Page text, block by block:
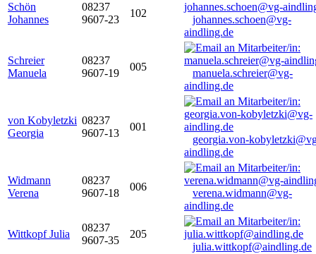
Schön
Johannes
08237
9607-23
102
johannes.schoen@vg-
aindling.de
Schreier
Manuela
08237
9607-19
005
manuela.schreier@vg-
aindling.de
von Kobyletzki
Georgia
08237
9607-13
001
georgia.von-
aindling.de
Widmann
Verena
08237
9607-18
006
verena.widmann@vg-
aindling.de
Wittkopf Julia
08237
9607-35
205
julia.wittkopf@aindling.de